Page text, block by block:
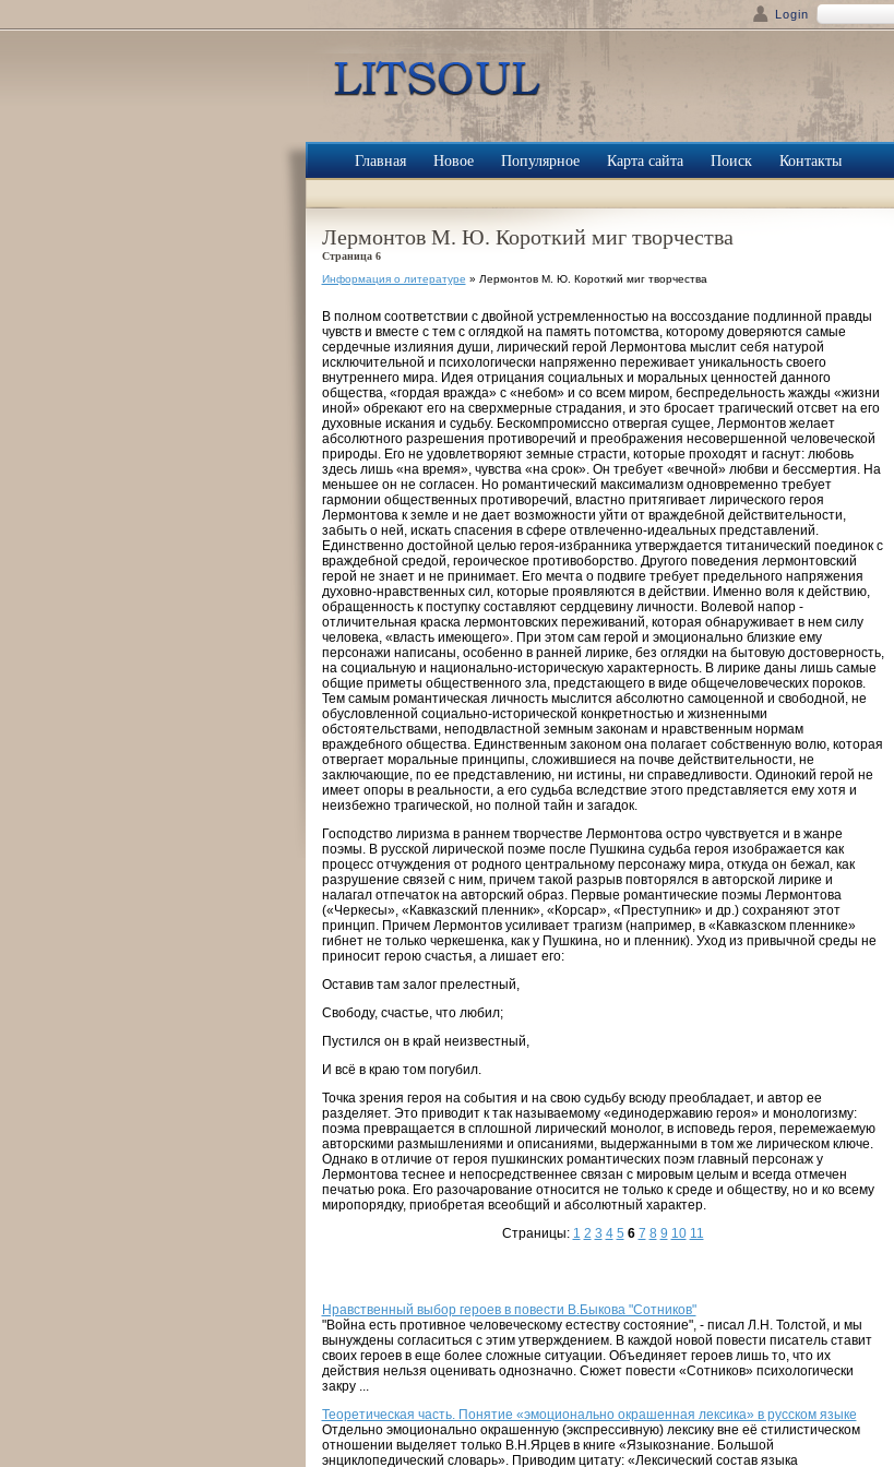
Login
Главная Новое Популярное Карта сайта Поиск Контакты
Лермонтов М. Ю. Короткий миг творчества
Страница 6
Информация о литературе » Лермонтов М. Ю. Короткий миг творчества
В полном соответствии с двойной устремленностью на воссоздание подлинной правды
чувств и вместе с тем с оглядкой на память потомства, которому доверяются самые
сердечные излияния души, лирический герой Лермонтова мыслит себя натурой
исключитель­ной и психологически напряженно переживает уникальность сво­его
внутреннего мира. Идея отрицания социальных и моральных ценностей данного
общества, «гордая вражда» с «небом» и со всем миром, беспредельность жажды «жизни
иной» обрекают его на сверхмерные страдания, и это бросает трагический отсвет на его
духовные искания и судьбу. Бескомпромиссно отвергая сущее, Лермонтов желает
абсолютного разрешения противоречий и преображения несовершенной человеческой
природы. Его не удовлетворяют земные страсти, которые проходят и гаснут: любовь
здесь лишь «на время», чувства «на срок». Он требует «вечной» любви и бессмертия. На
меньшее он не согласен. Но романтический максимализм одновременно требует
гармонии общественных противоречий, властно притягивает лирического героя
Лермонтова к земле и не дает возможности уйти от враждебной действительности,
забыть о ней, искать спасения в сфере отвлеченно-идеальных представлений.
Единственно достойной целью героя-избранника утверждается титанический поединок с
враждебной средой, геро­ическое противоборство. Другого поведения лермонтовский
герой не знает и не принимает. Его мечта о подвиге требует предельного напряжения
духовно-нравственных сил, которые проявляются в действии. Именно воля к действию,
обращенность к поступку составляют сердцевину личности. Волевой напор -
отличительная кра­ска лермонтовских переживаний, которая обнаруживает в нем силу
человека, «власть имеющего». При этом сам герой и эмоционально близкие ему
персонажи написаны, особенно в ранней лирике, без оглядки на бытовую достоверность,
на социальную и национально-историческую характерность. В лирике даны лишь самые
общие приметы общественного зла, предстающего в виде общечеловече­ских пороков.
Тем самым романтическая личность мыслится абсолютно самоценной и свободной, не
обусловленной социально-исторической конкретностью и жизненными
обстоятельствами, неподвластной земным законам и нравственным нормам
враждебного общества. Единственным законом она полагает собственную волю, которая
отвергает моральные принципы, сложившиеся на почве действительности, не
заключающие, по ее представлению, ни истины, ни справедливости. Одинокий герой не
имеет опоры в реальности, а его судьба вследствие этого представляется ему хотя и
неизбежно трагической, но полной тайн и загадок.
Господство лиризма в раннем творчестве Лермонтова остро чувствуется и в жанре
поэмы. В русской лирической поэме после Пушкина судьба героя изображается как
процесс отчуждения от родного центральному персонажу мира, откуда он бежал, как
разрушение связей с ним, причем такой разрыв повторялся в авторской лирике и
налагал отпечаток на авторский образ. Первые романтические поэмы Лермонтова
(«Черкесы», «Кавказский пленник», «Корсар», «Преступник» и др.) сохраняют этот
принцип. Причем Лермонтов усиливает трагизм (например, в «Кавказском пленнике»
гибнет не только черкешенка, как у Пушкина, но и пленник). Уход из привычной среды не
приносит герою счастья, а лишает его:
Оставив там залог прелестный,
Свободу, счастье, что любил;
Пустился он в край неизвестный,
И всё в краю том погубил.
Точка зрения героя на события и на свою судьбу всюду преобладает, и автор ее
разделяет. Это приводит к так называемому «единодержавию героя» и монологизму:
поэма превращается в сплошной лирический монолог, в исповедь героя, перемежаемую
авторскими размышлениями и описаниями, выдержанными в том же лирическом ключе.
Однако в отличие от героя пушкинских романтических поэм главный персонаж у
Лермонтова теснее и непосредственнее связан с мировым целым и всегда отмечен
печатью рока. Его разочарование относится не только к среде и обществу, но и ко всему
миропорядку, приобретая всеобщий и абсолютный характер.
Страницы: 1 2 3 4 5 6 7 8 9 10 11
Нравственный выбор героев в повести В.Быкова "Сотников"
"Война есть противное человеческому естеству состояние", - писал Л.Н. Толстой, и мы
вынуждены согласиться с этим утверждением. В каждой новой повести писатель ставит
своих героев в еще более сложные ситуации. Объединяет героев лишь то, что их
действия нельзя оценивать однозначно. Сюжет повести «Сотников» психологически
закру ...
Теоретическая часть. Понятие «эмоционально окрашенная лексика» в русском языке
Отдельно эмоционально окрашенную (экспрессивную) лексику вне её стилистическом
отношении выделяет только В.Н.Ярцев в книге «Языкознание. Большой
энциклопедический словарь». Приводим цитату: «Лексический состав языка